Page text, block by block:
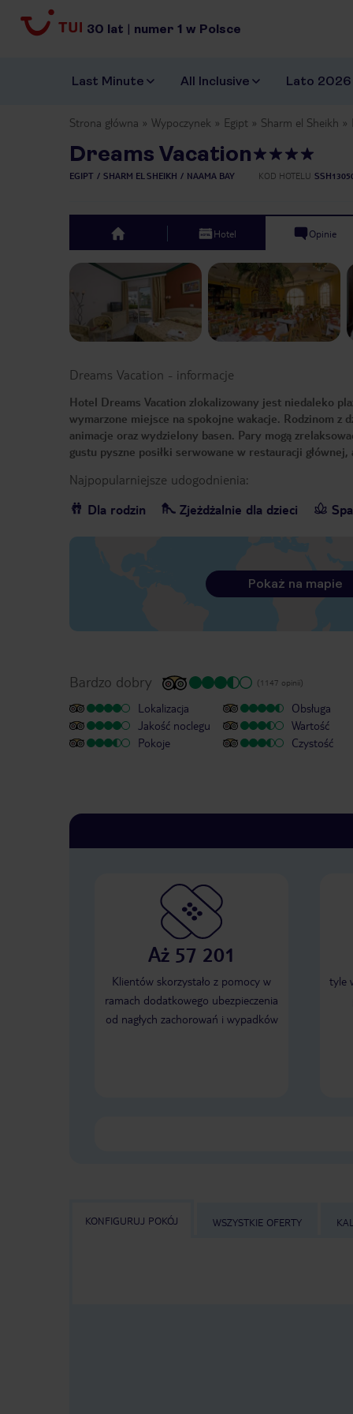
30 lat | numer 1 w Polsce
Last Minute All Inclusive Lato 2026
Strona główna Wypoczynek Egipt Sharm el Sheikh
Dreams Vacation
EGIPT SHARM EL SHEIKH NAAMA BAY KOD HOTELU
top Hotel Opinie
Previous slide
Dreams Vacation - informacje
Hotel Dreams Vacation zlokalizowany jest niedaleko
wymarzone miejsce na spokojne wakacje. Rodzinom z
animacje oraz wydzielony basen. Pary mogą
gustu pyszne posiłki serwowane w restauracji
Najpopularniejsze udogodnienia:
Dla rodzin
Zjeżdżalnie dla dzieci Spa
Pokaż na mapie
Bardzo dobry (1147 opinii)
Lokalizacja
Jakość noclegu
Pokoje
Obsługa
Wartość
Czystość
Aż 57 201
Klientów skorzystało z pomocy w
ramach dodatkowego ubezpieczenia
od nagłych zachorowań i wypadków
tyle
KONFIGURUJ POKÓJ WSZYSTKIE OFERTY